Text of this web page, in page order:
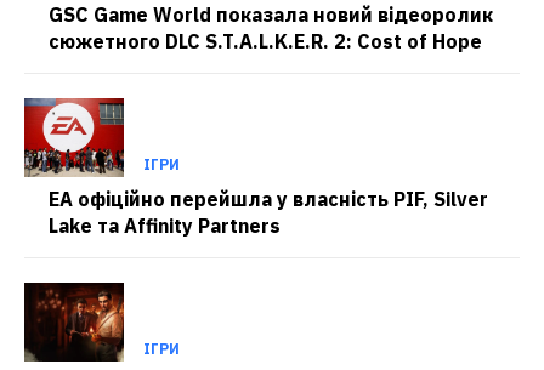
GSC Game World показала новий відеоролик
сюжетного DLC S.T.A.L.K.E.R. 2: Cost of Hope
ІГРИ
EA офіційно перейшла у власність PIF, Silver
Lake та Affinity Partners
ІГРИ